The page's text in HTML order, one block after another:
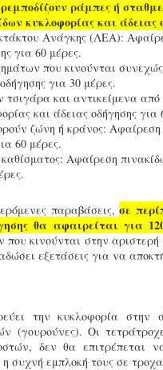
ράμπες ή
κυκλοφορίας και άδειας
Ανάγκης (ΛΕΑ):
για 60 μέρες.
που κινούνται
για 30 μέρες.
τσιγάρα και αντικείμενα
και άδειας οδήγησης για
ζώνη ή κράνος: Αφαίρεση
60 μέρες.
Αφαίρεση
παραβάσεις,σε
θα αφαιρείται για
κινούνται στην
εξετάσεις για να
την κυκλοφορία στην
(γουρούνες). Οι
δεν θα επιτρέπεται
συχνή εμπλοκή τους σε
δήμους της χώρας. Το
υλικό στο
την ανάρτηση. Επίσης, σας
έχουν "ξεφύγει"
τους υλικό στο
εδώ, άμεσα.
Θεσσαλονίκη:
αστυνομικοί – Τι τους
Ενισχύεται το έργο της
καθώς το πρωί
οι 75 νέοι δημοτικοί
αυτούς, σε λίγους μήνες
αστυνομία. Θα είναι
να είμαι σήμερα στην
Ξεκίνησαν εδώ και μια
νεοπροσληφθέντων
δήμους και οι
Φωτογραφικό ρεπορτάζ